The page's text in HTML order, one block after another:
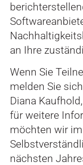
an Ihre
Wenn Sie
melden Sie
Diana
für weitere
möchten wir
nächsten